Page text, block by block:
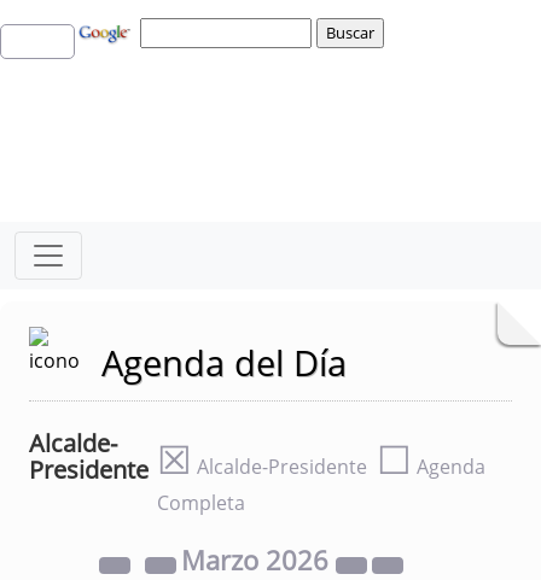
Agenda del Día
Alcalde-
Presidente ☒ Alcalde-Presidente ☐ Agenda
Completa
Marzo 2026